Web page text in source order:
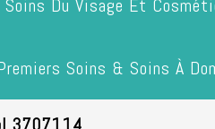
Soins Du Visage Et
Soins & Soins À